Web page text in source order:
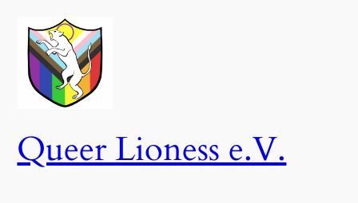
Inhalt
springen
Queer Lioness e.V.